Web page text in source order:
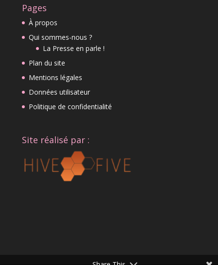
Pages
À propos
Qui sommes-nous ?
La Presse en parle !
Plan du site
Mentions légales
Données utilisateur
Politique de confidentialité
Site réalisé par :